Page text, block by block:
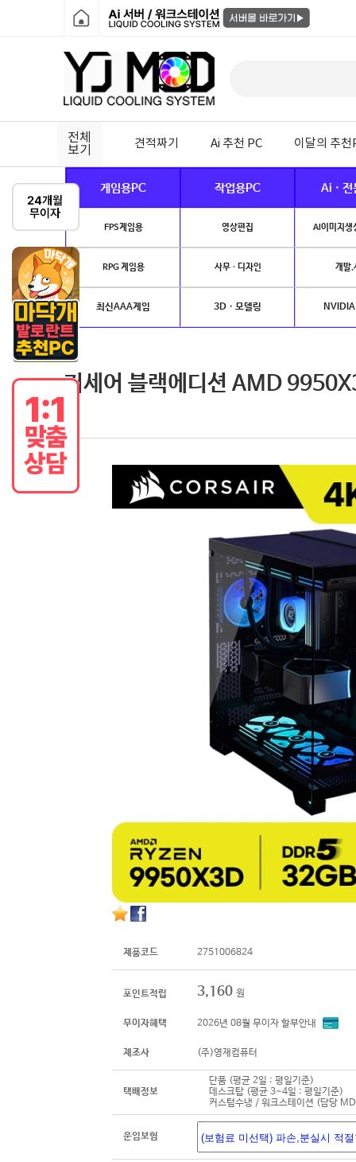
전체
보기
견적짜기 Ai 추천 PC 이달의 추천
게임용PC 작업용PC Ai · 전
FPS게임용 영상편집 AI이미지생
RPG 게임용 사무 · 디자인 개발.
최신AAA게임 3D · 모델링
커세어 블랙에디션 AMD
제품코드 2751006824
포인트적립 3,160 원
무이자혜택 2026년 08월 무이자 할부안내
제조사 (주)영재컴퓨터
택배정보
단품 (평균 2일 : 평일기준)
데스크탑 (평균 3~4일 : 평일기준)
커스텀수냉 / 워크스테이션 (담당
운임보험